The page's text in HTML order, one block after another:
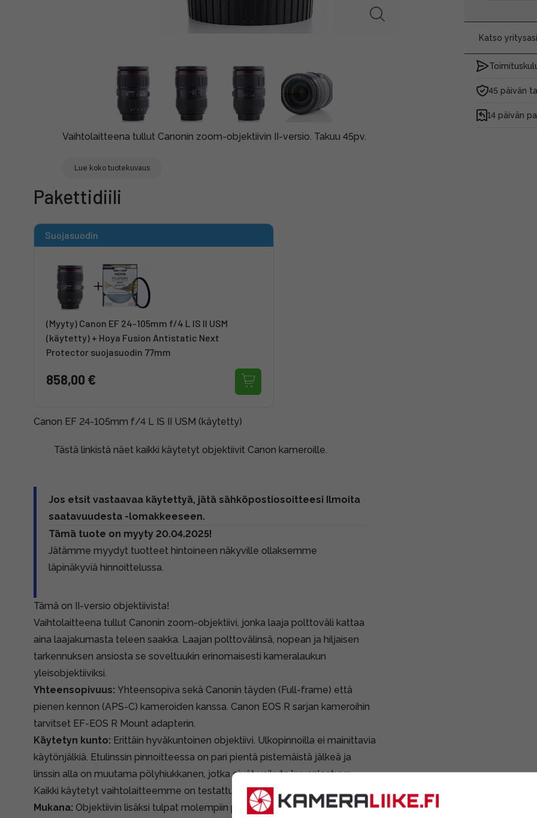
Vaihtolaitteena tullut Canonin zoom-objektiivin II-versio. Takuu 45pv.
Lue koko tuotekuvaus
Katso
45 päivän
14 päivän
Pakettidiili
Suojasuodin
(Myyty) Canon EF 24-105mm f/4 L IS II USM
(käytetty) + Hoya Fusion Antistatic Next
Protector suojasuodin 77mm
858,00 €
Canon EF 24-105mm f/4 L IS II USM (käytetty)
Tästä linkistä näet kaikki käytetyt objektiivit Canon kameroille.
Jos etsit vastaavaa käytettyä, jätä sähköpostiosoitteesi Ilmoita
saatavuudesta -lomakkeeseen.
Tämä tuote on myyty 20.04.2025!
Jätämme myydyt tuotteet hintoineen näkyville ollaksemme
läpinäkyviä hinnoittelussa.
Tämä on II-versio objektiivista!
Vaihtolaitteena tullut Canonin zoom-objektiivi, jonka laaja polttoväli kattaa
aina laajakumasta teleen saakka. Laajan polttovälinsä, nopean ja hiljaisen
tarkennuksen ansiosta se soveltuukin erinomaisesti kameralaukun
yleisobjektiiviksi.
Yhteensopivuus: Yhteensopiva sekä Canonin täyden (Full-frame) että
pienen kennon (APS-C) kameroiden kanssa. Canon EOS R sarjan kameroihin
tarvitset EF-EOS R Mount adapterin.
Käytetyn kunto: Erittäin hyväkuntoinen objektiivi. Ulkopinnoilla ei mainittavia
käytönjälkiä. Etulinssin pinnoitteessa on pari pientä pistemäistä jälkeä ja
linssin alla on muutama pölyhiukkanen, jotka eivät vaikuta kuvanlaatuun.
Kaikki käytetyt vaihtolaitteemme on testattu ja tarkistettu.
Mukana: Objektiivin lisäksi tulpat molempiin päihin, vastavalosuoja sekä